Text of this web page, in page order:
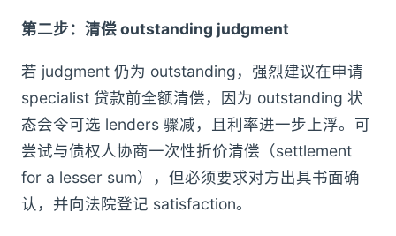
第二步：清偿 outstanding judgment
若 judgment 仍为 outstanding，强烈建议在申请
specialist 贷款前全额清偿，因为 outstanding 状
态会令可选 lenders 骤减，且利率进一步上浮。可
尝试与债权人协商一次性折价清偿（settlement
for a lesser sum），但必须要求对方出具书面确
认，并向法院登记 satisfaction。